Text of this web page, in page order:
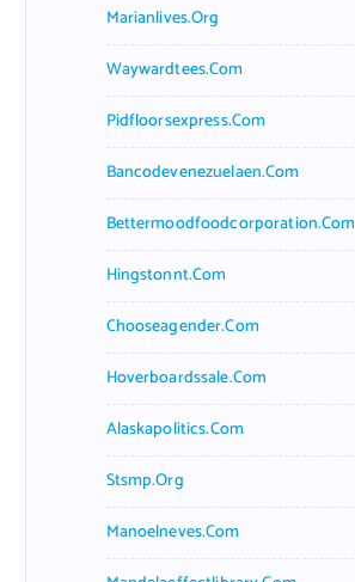
Marianlives.org
Waywardtees.com
Pidfloorsexpress.com
Bancodevenezuelaen.com
Bettermoodfoodcorporation.com
Hingstonnt.com
Chooseagender.com
Hoverboardssale.com
Alaskapolitics.com
Stsmp.org
Manoelneves.com